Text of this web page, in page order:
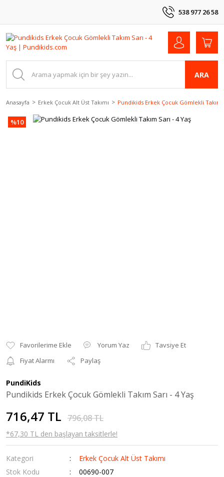
538 977 26 58
ARA
Anasayfa Erkek Çocuk Alt Üst Takımı Pundikids Erkek Çocuk Gömlekli Takım
%10
Yorum Yaz
Tavsiye Et
Fiyat Alarmı
Paylaş
PundiKids
Pundikids Erkek Çocuk Gömlekli Takım Sarı - 4 Yaş
716,47 TL 796,08 TL
*67,30 TL den başlayan taksitlerle!
Kategori
Erkek Çocuk Alt Üst Takımı
Stok Kodu
00690-007